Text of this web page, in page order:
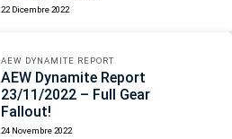
22 Dicembre 2022
AEW DYNAMITE REPORT
AEW Dynamite Report
23/11/2022 – Full Gear
Fallout!
24 Novembre 2022